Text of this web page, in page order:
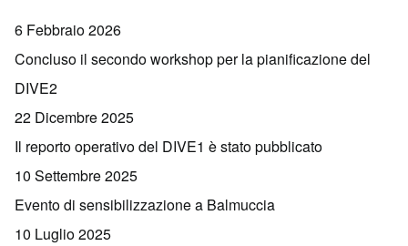
6 Febbraio 2026
Concluso il secondo workshop per la pianificazione del
DIVE2
22 Dicembre 2025
Il reporto operativo del DIVE1 è stato pubblicato
10 Settembre 2025
Evento di sensibilizzazione a Balmuccia
10 Luglio 2025